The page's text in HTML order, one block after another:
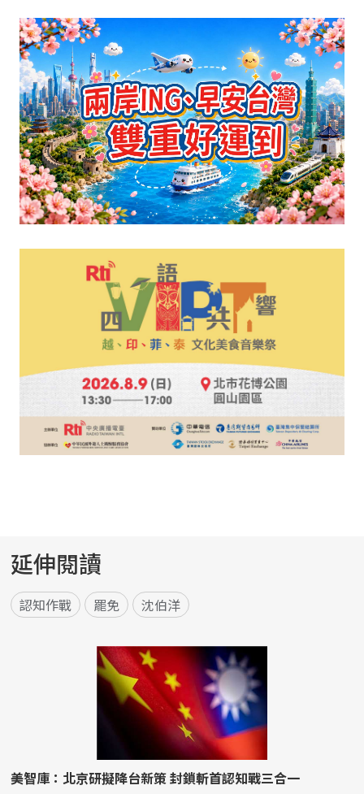
延伸閱讀
認知作戰 罷免 沈伯洋
美智庫：北京研擬降台新策 封鎖斬首認知戰三合一